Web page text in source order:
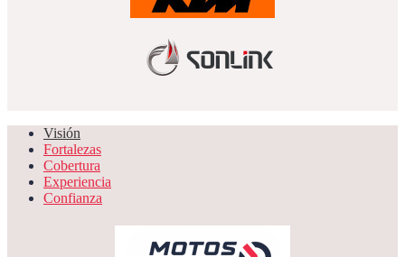
Visión
Fortalezas
Cobertura
Experiencia
Confianza